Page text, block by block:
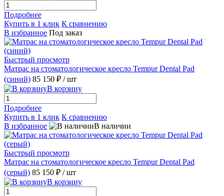
Подробнее
Купить в 1 клик К сравнению
В избранное Под заказ
Быстрый просмотр
Матрас на стоматологическое кресло Tempur Dental Pad
(синий) 85 150 ₽ / шт
В корзину
Подробнее
Купить в 1 клик К сравнению
В избранное
В наличии
Быстрый просмотр
Матрас на стоматологическое кресло Tempur Dental Pad
(серый) 85 150 ₽ / шт
В корзину